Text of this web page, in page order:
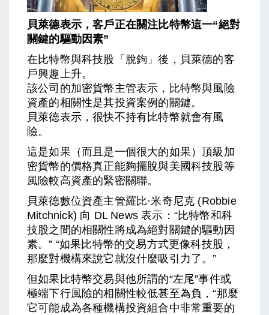
貝萊德表示，客戶正在關注比特幣這一“絕對
關鍵的驅動因素”
在比特幣與科技股「脫鉤」後，貝萊德的客
戶興趣上升。
該公司的加密貨幣主管表示，比特幣與風險
資產的相關性是其投資案例的關鍵。
貝萊德表示，很快不持有比特幣就會有風
險。
這是如果（而且是一個很大的如果）頂級加
密貨幣的價格真正能夠擺脫與美國科技股等
風險較高資產的緊密關聯。
貝萊德數位資產主管羅比·米奇尼克 (Robbie
Mitchnick) 向 DL News 表示：“比特幣和科
技股之間的相關性將成為絕對關鍵的驅動因
素。” “如果比特幣的交易方式更像科技股，
那麼對機構來說它就沒什麼吸引力了。”
但如果比特幣交易與他所謂的“左尾”事件或
極端下行風險的相關性較低甚至為負，“那麼
它可能成為各種機構投資組合中非常重要的